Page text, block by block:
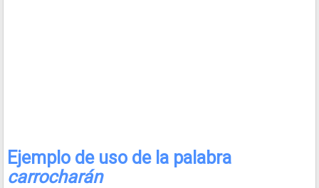
Ejemplo de uso de la palabra
carrocharán